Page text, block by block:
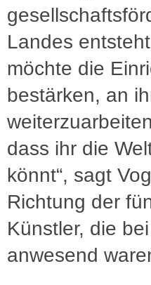
Landes
möchte die
bestärken, an
dass ihr die
könnt“, sagt
Richtung der
Künstler, die
anwesend